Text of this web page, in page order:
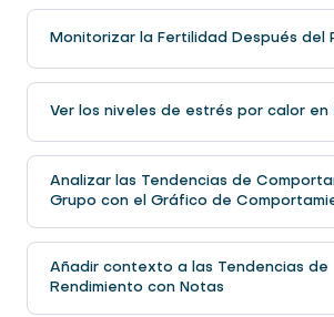
Monitorizar la Fertilidad Después del
Ver los niveles de estrés por calor en
Analizar las Tendencias de
Grupo con el Gráfico de
Añadir contexto a las Tendencias de
Rendimiento con Notas